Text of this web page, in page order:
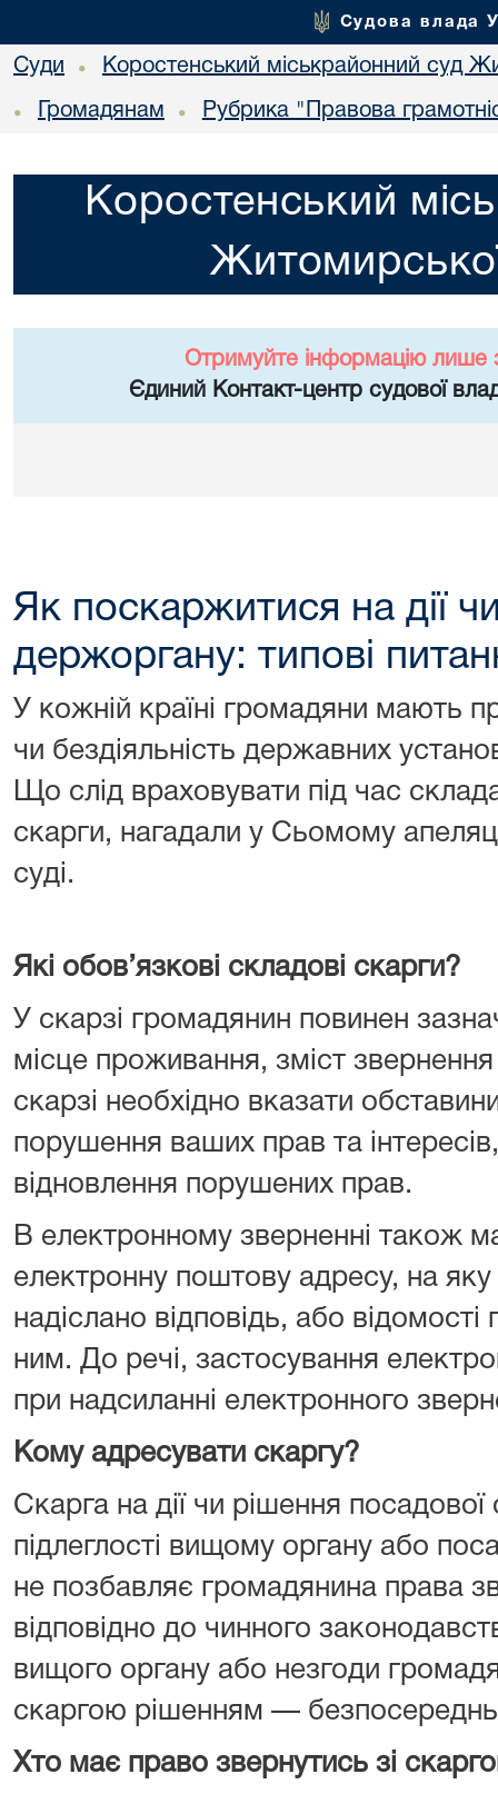
Судова влада
Суди • Коростенський міськрайонний суд
• Громадянам • Рубрика "Правова
Коростенський
Отримуйте інформацію лише
Єдиний Контакт-центр судової
Як поскаржитися на дії
держоргану: типові
У кожній країні громадяни мають
чи бездіяльність державних
Що слід враховувати під час
скарги, нагадали у Сьомому
суді.
Які обов’язкові складові скарги?
У скарзі громадянин повинен
місце проживання, зміст
скарзі необхідно вказати
порушення ваших прав та
відновлення порушених прав.
В електронному зверненні також
електронну поштову адресу, на
надіслано відповідь, або
ним. До речі, застосування
при надсиланні електронного
Кому адресувати скаргу?
Скарга на дії чи рішення
підлеглості вищому органу або
не позбавляє громадянина права
відповідно до чинного
вищого органу або незгоди
скаргою рішенням —
Хто має право звернутись зі